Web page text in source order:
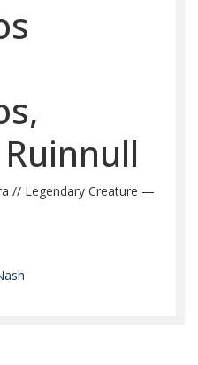
// Legendary Creature —